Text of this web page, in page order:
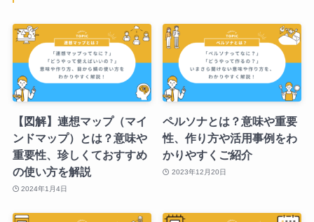
【図解】連想マップ（マイ
ンドマップ）とは？意味や
重要性、珍しくておすすめ
の使い方を解説
2024年1月4日
ペルソナとは？意味や重要
性、作り方や活用事例をわ
かりやすくご紹介
2023年12月20日